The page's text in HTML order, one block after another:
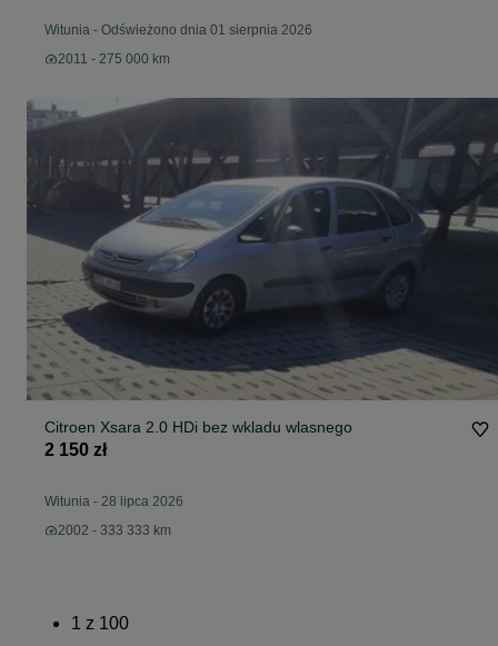
Witunia - Odświeżono dnia 01 sierpnia 2026
2011 - 275 000 km
Citroen Xsara 2.0 HDi bez wkladu wlasnego
2 150 zł
Witunia - 28 lipca 2026
2002 - 333 333 km
1 z 100